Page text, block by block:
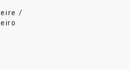
/